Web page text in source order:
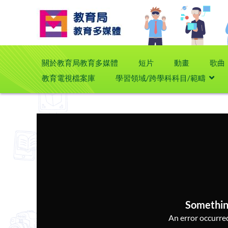
關於教育局教育多媒體 短片 動畫
歌曲
教育電視檔案庫
學習領域/跨學科科目/範疇
An error